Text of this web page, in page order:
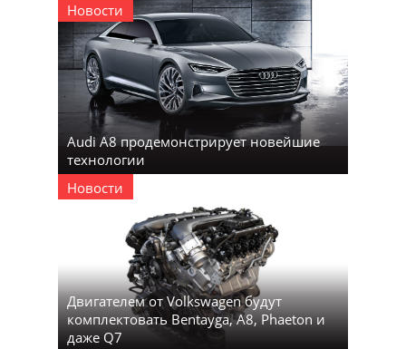
Новости
Audi A8 продемонстрирует новейшие
технологии
Новости
Двигателем от Volkswagen будут
комплектовать Bentayga, A8, Phaeton и
даже Q7